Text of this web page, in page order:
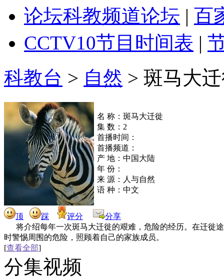
论坛科教频道论坛 | 百
CCTV10节目时间表 |
科教台 > 自然 > 斑马大
名 称：斑马大迁徙
集 数：2
首播时间：
首播频道：
产 地：中国大陆
年 份：
来 源：人与自然
语 种：中文
顶 踩 评分
分享
将介绍每年一次斑马大迁徙的艰难，危险的经历。在迁徙
时警惕周围的危险，照顾着自己的家族成员。
[查看全部]
分集视频